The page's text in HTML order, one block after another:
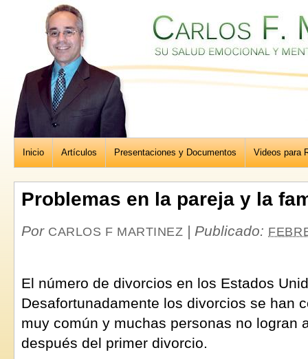
Inicio Artículos Presentaciones y Documentos Videos para
Problemas en la pareja y la
Por CARLOS F MARTINEZ |Publicado:
El número de divorcios en los Estados
Desafortunadamente los divorcios se han
muy común y muchas personas no logran
después del primer divorcio.